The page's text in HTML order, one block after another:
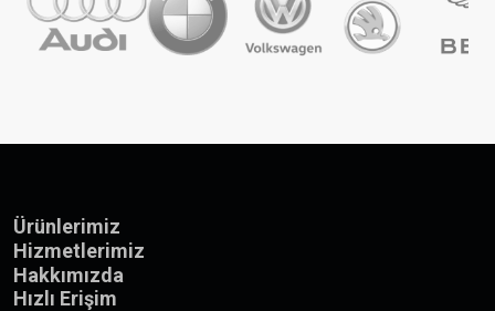
Ürünlerimiz
Hizmetlerimiz
Hakkımızda
Hızlı Erişim